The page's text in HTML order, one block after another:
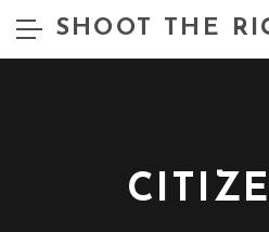
SHOOT THE